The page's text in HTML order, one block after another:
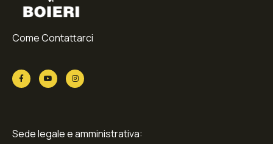
Come Contattarci
Sede legale e amministrativa: